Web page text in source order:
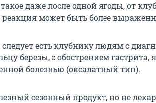
даже после одной ягоды, от
может быть более
есть клубнику людям с
березы, с обострением гастрита,
болезнью (оксалатный тип).
сезонный продукт, но не